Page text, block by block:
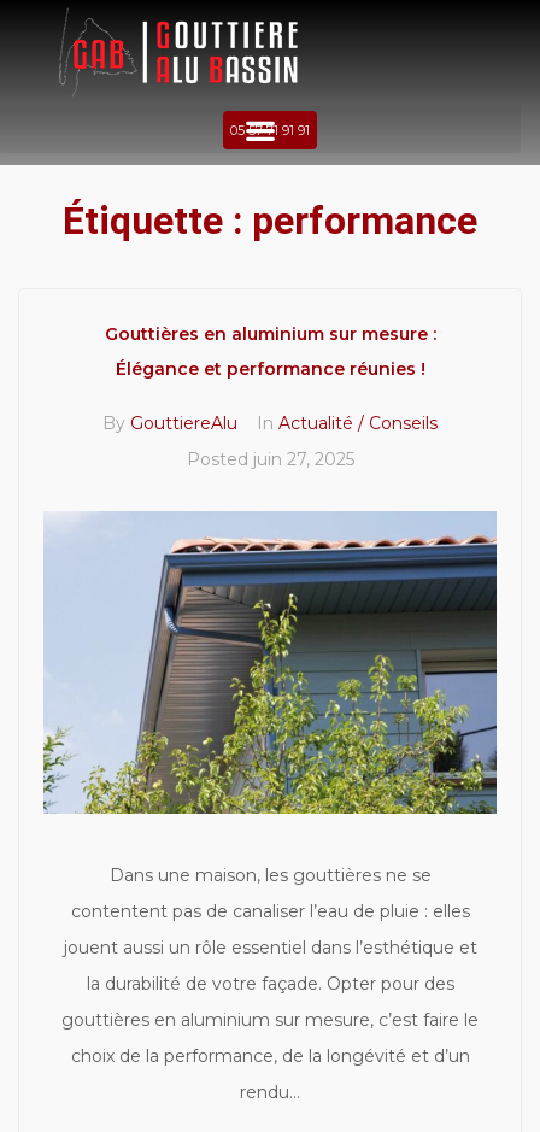
05 57 71 91 91
Étiquette : performance
Gouttières en aluminium sur mesure :
Élégance et performance réunies !
By GouttiereAlu In Actualité / Conseils
Posted juin 27, 2025
Dans une maison, les gouttières ne se
contentent pas de canaliser l’eau de pluie : elles
jouent aussi un rôle essentiel dans l’esthétique et
la durabilité de votre façade. Opter pour des
gouttières en aluminium sur mesure, c’est faire le
choix de la performance, de la longévité et d’un
rendu...